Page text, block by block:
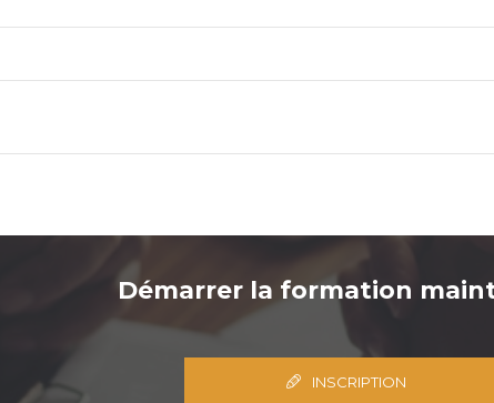
Démarrer la formation
INSCRIPTION